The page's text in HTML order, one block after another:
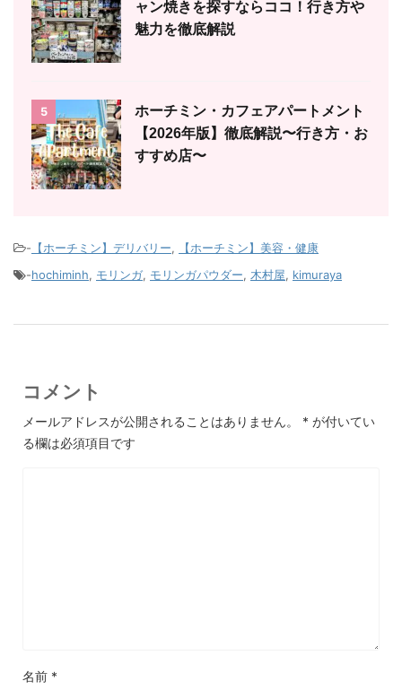
ャン焼きを探すならココ！行き方や
魅力を徹底解説
5
ホーチミン・カフェアパートメント
【2026年版】徹底解説〜行き方・お
すすめ店〜
- 【ホーチミン】デリバリー,
【ホーチミン】美容・健康
-hochiminh, モリンガ, モリンガパウダー, 木村屋, kimuraya
コメント
メールアドレスが公開されることはありません。 * が付いてい
る欄は必須項目です
名前 *